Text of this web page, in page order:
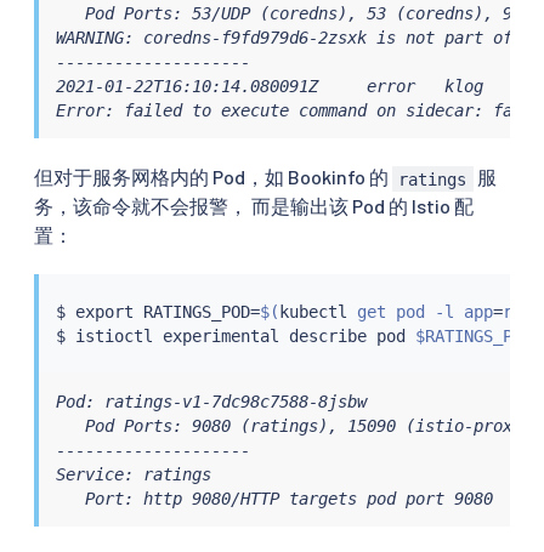
Pod Ports: 53/UDP (coredns), 53 (coredns),
WARNING: coredns-f9fd979d6-2zsxk is not part of
--------------------
2021-01-22T16:10:14.080091Z     error   klog    an
Error: failed to execute command on sidecar:
但对于服务网格内的 Pod，如 Bookinfo 的 ratings
服
务，该命令就不会报警， 而是输出该 Pod 的 Istio 配
置：
$ export RATINGS_POD=$( kubectl get pod -l app=
$ istioctl experimental describe pod $RATINGS_POD
Pod: ratings-v1-7dc98c7588-8jsbw
   Pod Ports: 9080 (ratings), 15090 (istio-proxy)
--------------------
Service: ratings
   Port: http 9080/HTTP targets pod port 9080